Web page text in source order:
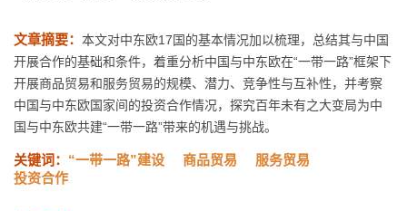
文章摘要： 本文对中东欧17国的基本情况加以梳理，总结其与中国
开展合作的基础和条件，着重分析中国与中东欧在“一带一路”框架下
开展商品贸易和服务贸易的规模、潜力、竞争性与互补性，并考察
中国与中东欧国家间的投资合作情况，探究百年未有之大变局为中
国与中东欧共建“一带一路”带来的机遇与挑战。
关键词： “一带一路”建设 商品贸易
服务贸易
投资合作